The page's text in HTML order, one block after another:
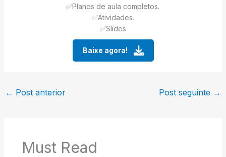
✅Planos de aula completos.
✅Atividades.
✅Slides
Baixe agora!
← Post anterior Post seguinte →
Must Read